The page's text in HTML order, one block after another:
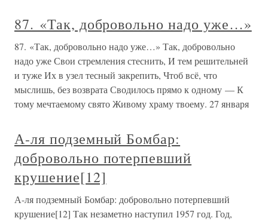
87. «Так, добровольно надо уже…»
87. «Так, добровольно надо уже…» Так, добровольно
надо уже Свои стремления стеснить, И тем решительней
и туже Их в узел тесный закрепить, Чтоб всё, что
мыслишь, без возврата Сводилось прямо к одному — К
тому мечтаемому свято Живому храму твоему. 27 января
А-ля подземный Бомбар:
добровольно потерпевший
крушение[12]
А-ля подземный Бомбар: добровольно потерпевший
крушение[12] Так незаметно наступил 1957 год. Год,